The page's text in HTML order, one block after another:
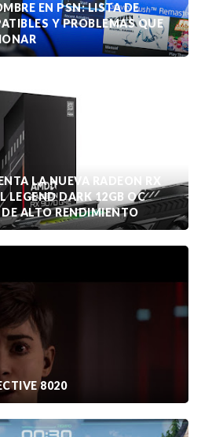
EN PSN: LISTA DE
Y PROBLEMAS QUE
LA NUEVA RADEON RX
LEGEND DARK 12GB OC
ALTO RENDIMIENTO
8020